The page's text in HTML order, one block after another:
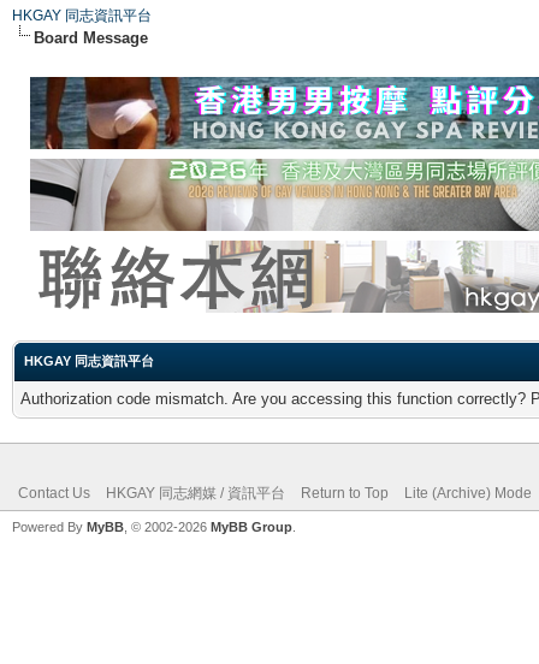
HKGAY 同志資訊平台
Board Message
HKGAY 同志資訊平台
Authorization code mismatch. Are you accessing this function correctly?
Contact Us HKGAY 同志網媒 / 資訊平台 Return to Top Lite (Archive) Mode
Powered By MyBB , © 2002-2026 MyBB Group